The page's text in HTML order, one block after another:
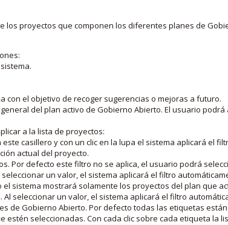
proyectos que componen los diferentes planes de
con el objetivo de recoger sugerencias o mejoras a futuro.
del plan activo de Gobierno Abierto. El usuario
a la lista de proyectos:
casillero y con un clic en la lupa el sistema aplicará el
actual del proyecto.
Por defecto este filtro no se aplica, el usuario podrá
un valor, el sistema aplicará el filtro
sistema mostrará solamente los proyectos del plan que
seleccionar un valor, el sistema aplicará el filtro
de Gobierno Abierto. Por defecto todas las etiquetas
seleccionadas. Con cada clic sobre cada etiqueta la